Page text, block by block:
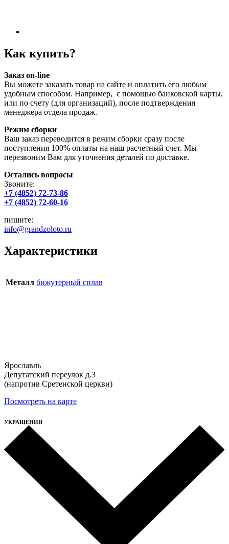
Как купить?
Заказ on-line
Вы можете заказать товар на сайте и оплатить его любым
удобным способом. Например, с помощью банковской карты,
или по счету (для организаций), после подтверждения
менеджера отдела продаж.
Режим сборки
Ваш заказ переводится в режим сборки сразу после
поступления 100% оплаты на наш расчетный счет. Мы
перезвоним Вам для уточнения деталей по доставке.
Остались вопросы
Звоните:
+7 (4852) 72-73-86
+7 (4852) 72-60-16
пишите:
info@grandzoloto.ru
Характеристики
Металл бижутерный сплав
Ярославль
Депутатский переулок д.3
(напротив Сретенской церкви)
Посмотреть на карте
УКРАШЕНИЯ